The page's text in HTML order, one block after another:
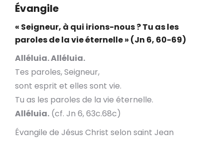
Évangile
« Seigneur, à qui irions-nous ? Tu as les
paroles de la vie éternelle » (Jn 6, 60-69)
Alléluia. Alléluia.
Tes paroles, Seigneur,
sont esprit et elles sont vie.
Tu as les paroles de la vie éternelle.
Alléluia. (cf. Jn 6, 63c.68c)
Évangile de Jésus Christ selon saint Jean